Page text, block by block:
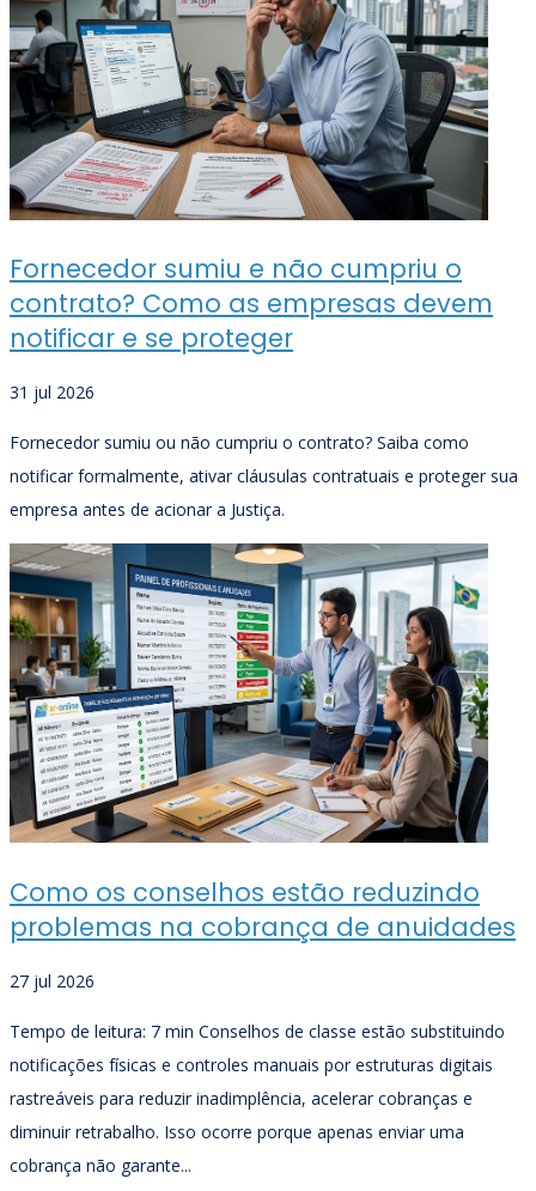
Fornecedor sumiu e não cumpriu o
contrato? Como as empresas devem
notificar e se proteger
31 jul 2026
Fornecedor sumiu ou não cumpriu o contrato? Saiba como
notificar formalmente, ativar cláusulas contratuais e proteger sua
empresa antes de acionar a Justiça.
Como os conselhos estão reduzindo
problemas na cobrança de anuidades
27 jul 2026
Tempo de leitura: 7 min Conselhos de classe estão substituindo
notificações físicas e controles manuais por estruturas digitais
rastreáveis para reduzir inadimplência, acelerar cobranças e
diminuir retrabalho. Isso ocorre porque apenas enviar uma
cobrança não garante...